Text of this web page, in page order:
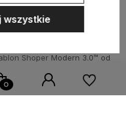
Shoper Modern 3.0™ od
wszystkie